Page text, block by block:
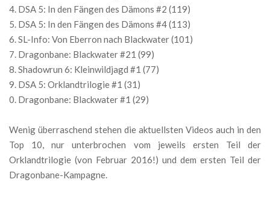
DSA 5: In den Fängen des Dämons #2 (119)
DSA 5: In den Fängen des Dämons #4 (113)
SL-Info: Von Eberron nach Blackwater (101)
Dragonbane: Blackwater #21 (99)
Shadowrun 6: Kleinwildjagd #1 (77)
DSA 5: Orklandtrilogie #1 (31)
Dragonbane: Blackwater #1 (29)
Wenig überraschend stehen die aktuellsten Videos auch in den
Top 10, nur unterbrochen vom jeweils ersten Teil der
Orklandtrilogie (von Februar 2016!) und dem ersten Teil der
Dragonbane-Kampagne.